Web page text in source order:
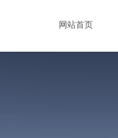
网站首页